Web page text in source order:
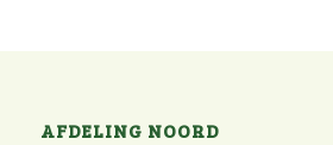
AFDELING NOORD